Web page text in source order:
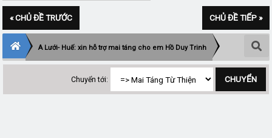
« CHỦ ĐỀ TRƯỚC CHỦ ĐỀ TIẾP »
A Lưới- Huế: xin hỗ trợ mai táng cho em Hồ Duy Trinh
Chuyển tới: